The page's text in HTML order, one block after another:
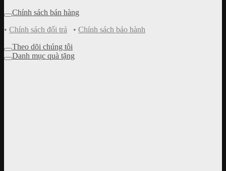
Chính sách bán hàng
• Chính sách đổi trả • Chính sách bảo hành
Theo dõi chúng tôi
Danh mục quà tặng